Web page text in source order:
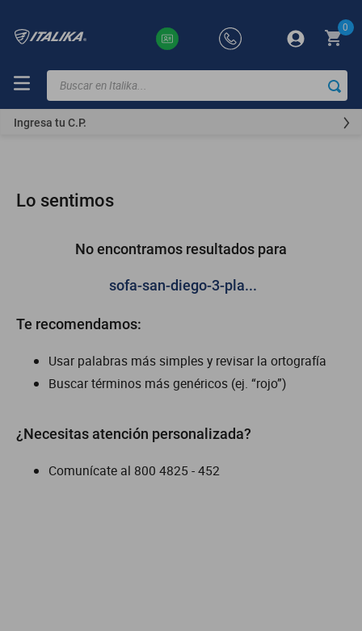
0
Buscar en Italika...
Ingresa tu C.P.
Lo sentimos
No encontramos resultados para
sofa-san-diego-3-pla...
Te recomendamos:
Usar palabras más simples y revisar la ortografía
Buscar términos más genéricos (ej. “rojo”)
¿Necesitas atención personalizada?
Comunícate al 800 4825 - 452
TÉRMINOS
MÁS
250z
300z
vortex
dm 300